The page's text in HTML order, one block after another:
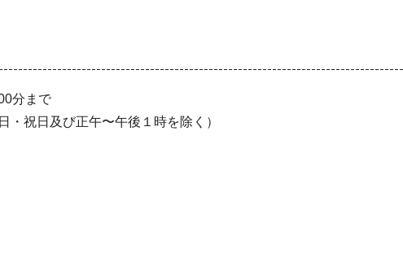
分まで
祝⽇及び正午〜午後１時を除く）